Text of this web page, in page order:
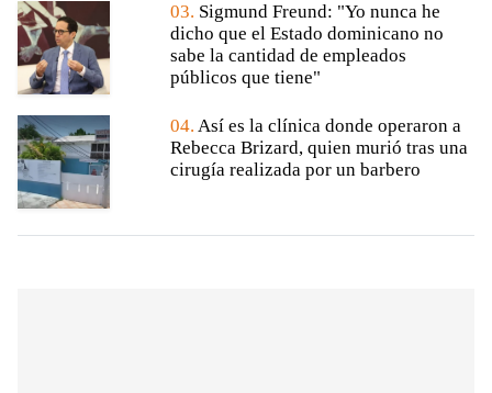
03. Sigmund Freund: "Yo nunca he
dicho que el Estado dominicano no
sabe la cantidad de empleados
públicos que tiene"
04. Así es la clínica donde operaron a
Rebecca Brizard, quien murió tras una
cirugía realizada por un barbero